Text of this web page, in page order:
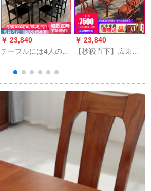
￥ 23,840
テーブルには4人のテ
ルがセットされてい
ます。小さなテーブ
ルと簡易長方形の木
製テーブルのグレー
ドアップモデルは全
黒の角120*80テーブ
ルの六椅子です。
￥ 23,840
【秒殺直下】広東省
ズミ紫檀）テーブル
純木テーブル中華料
理レストラン長方形
テーブル明式テーブ
ルテーブルセット
1.38 mテーブル+6椅
子